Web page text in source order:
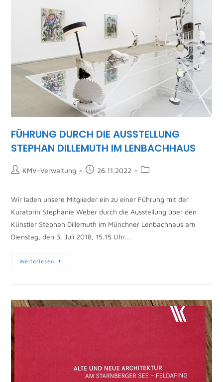
FÜHRUNG DURCH DIE AUSSTELLUNG
STEPHAN DILLEMUTH IM LENBACHHAUS
KMV-Verwaltung 26.11.2022
Wir laden unsere Mitglieder ein zu einer Führung mit der
Kuratorin Stephanie Weber durch die Ausstellung über den
Künstler Stephan Dillemuth im Münchner Lenbachhaus am
Dienstag, den 3. Juli 2018, 15.15 Uhr.…
Weiterlesen